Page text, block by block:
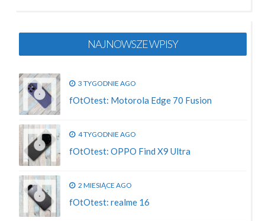
NAJNOWSZE WPISY
3 TYGODNIE AGO
fOtOtest: Motorola Edge 70 Fusion
4 TYGODNIE AGO
fOtOtest: OPPO Find X9 Ultra
2 MIESIĄCE AGO
fOtOtest: realme 16